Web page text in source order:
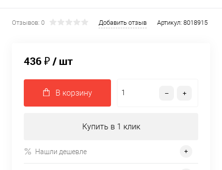
Отзывов: 0 Добавить отзыв Артикул: 8018915
436 ₽/ шт
В корзину
Купить в 1 клик
Нашли дешевле